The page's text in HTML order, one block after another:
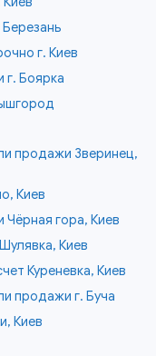
г. Киев
г. Боярка
продажи Зверинец,
Киев
гора, Киев
Киев
Куреневка, Киев
продажи г. Буча
Киев